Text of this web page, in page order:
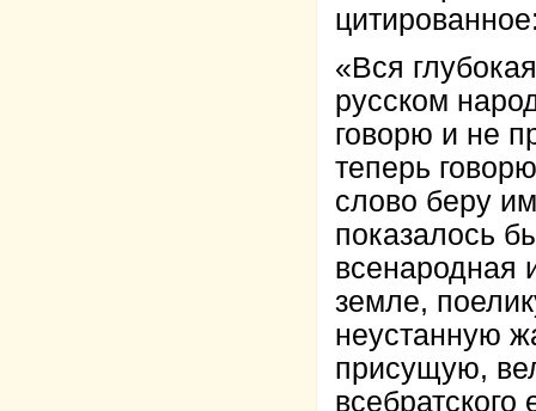
«Вся
русском
говорю и не
теперь
слово беру
показалось
всенародная
земле,
неустанную
присущую,